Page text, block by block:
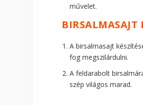
művelet.
BIRSALMASAJT
A birsalmasajt
fog megszilárdulni.
A feldarabolt
szép világos marad.